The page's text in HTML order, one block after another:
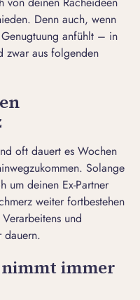
Denn auch, wenn
anfühlt – in
zwar aus folgenden
oft dauert es Wochen
Solange
um deinen Ex-Partner
weiter fortbestehen
Verarbeitens und
dauern.
nimmt immer